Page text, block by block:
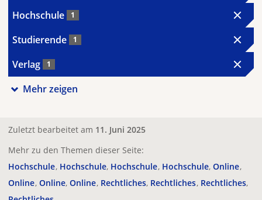
Hochschule 1
Studierende 1
Verlag 1
Mehr zeigen
Zuletzt bearbeitet am 11. Juni 2025
Mehr zu den Themen dieser Seite:
Hochschule Hochschule Hochschule Hochschule Online
Online Online Online Rechtliches Rechtliches Rechtliches